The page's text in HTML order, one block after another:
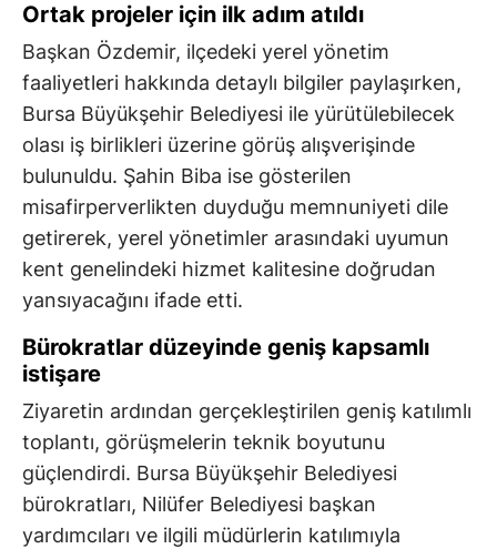
Ortak projeler için ilk adım atıldı
Başkan Özdemir, ilçedeki yerel yönetim
faaliyetleri hakkında detaylı bilgiler paylaşırken,
Bursa Büyükşehir Belediyesi ile yürütülebilecek
olası iş birlikleri üzerine görüş alışverişinde
bulunuldu. Şahin Biba ise gösterilen
misafirperverlikten duyduğu memnuniyeti dile
getirerek, yerel yönetimler arasındaki uyumun
kent genelindeki hizmet kalitesine doğrudan
yansıyacağını ifade etti.
Bürokratlar düzeyinde geniş kapsamlı
istişare
Ziyaretin ardından gerçekleştirilen geniş katılımlı
toplantı, görüşmelerin teknik boyutunu
güçlendirdi. Bursa Büyükşehir Belediyesi
bürokratları, Nilüfer Belediyesi başkan
yardımcıları ve ilgili müdürlerin katılımıyla